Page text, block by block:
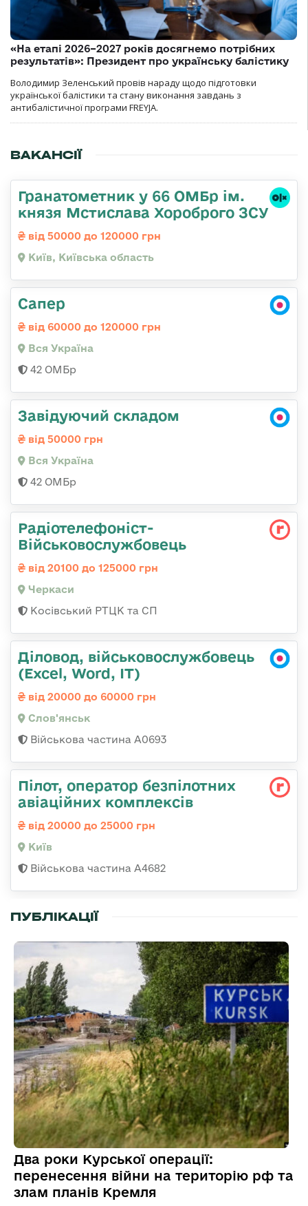
«На етапі 2026–2027 років досягнемо потрібних
результатів»: Президент про українську балістику
Володимир Зеленський провів нараду щодо підготовки
української балістики та стану виконання завдань з
антибалістичної програми FREYJA.
ВАКАНСІЇ
Гранатометник у 66 ОМБр ім.
князя Мстислава Хороброго ЗСУ
від 50000 до 120000 грн
Київ, Київська область
Сапер
від 60000 до 120000 грн
Вся Україна
42 ОМБр
Завідуючий складом
від 50000 грн
Вся Україна
42 ОМБр
Радіотелефоніст-
Військовослужбовець
від 20100 до 125000 грн
Черкаси
Косівський РТЦК та СП
Діловод, військовослужбовець
(Excel, Word, IT)
від 20000 до 60000 грн
Слов'янськ
Військова частина А0693
Пілот, оператор безпілотних
авіаційних комплексів
від 20000 до 25000 грн
Київ
Військова частина А4682
ПУБЛІКАЦІЇ
Два роки Курської операції:
перенесення війни на територію рф та
злам планів Кремля